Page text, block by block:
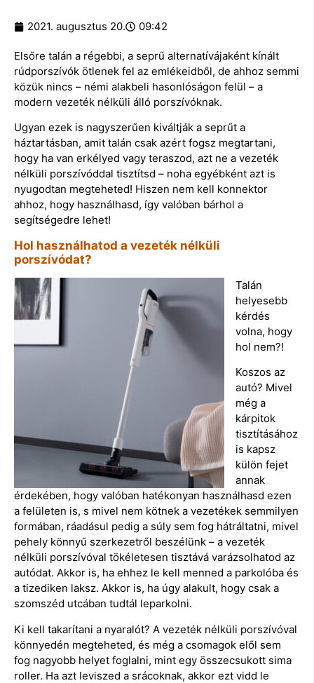
2021. augusztus 20. 09:42
Elsőre talán a régebbi, a seprű alternatívájaként kínált
rúdporszívók ötlenek fel az emlékeidből, de ahhoz semmi
közük nincs – némi alakbeli hasonlóságon felül – a
modern vezeték nélküli álló porszívóknak.
Ugyan ezek is nagyszerűen kiváltják a seprűt a
háztartásban, amit talán csak azért fogsz megtartani,
hogy ha van erkélyed vagy teraszod, azt ne a vezeték
nélküli porszívóddal tisztítsd – noha egyébként azt is
nyugodtan megteheted! Hiszen nem kell konnektor
ahhoz, hogy használhasd, így valóban bárhol a
segítségedre lehet!
Hol használhatod a vezeték nélküli
porszívódat?
Talán
helyesebb
kérdés
volna, hogy
hol nem?!
Koszos az
autó? Mivel
még a
kárpitok
tisztításához
is kapsz
külön fejet
annak
érdekében, hogy valóban hatékonyan használhasd ezen
a felületen is, s mivel nem kötnek a vezetékek semmilyen
formában, ráadásul pedig a súly sem fog hátráltatni, mivel
pehely könnyű szerkezetről beszélünk – a vezeték
nélküli porszívóval tökéletesen tisztává varázsolhatod az
autódat. Akkor is, ha ehhez le kell menned a parkolóba és
a tizediken laksz. Akkor is, ha úgy alakult, hogy csak a
szomszéd utcában tudtál leparkolni.
Ki kell takarítani a nyaralót? A vezeték nélküli porszívóval
könnyedén megteheted, és még a csomagok elől sem
fog nagyobb helyet foglalni, mint egy összecsukott sima
roller. Ha azt leviszed a srácoknak, akkor ezt vidd le